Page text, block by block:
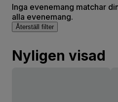
Inga evenemang matchar
alla evenemang.
Återställ filter
Nyligen visad